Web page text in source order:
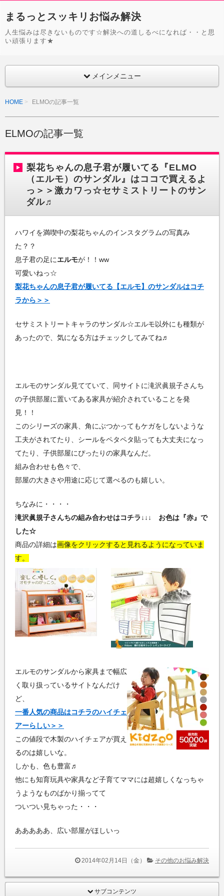
まるっとスッキリお悩み解決
人生悩みは尽きないものです☆解決への道しるべになれば・・と思
い頑張ります★
メインメニュー
HOME ELMOの記事一覧
ELMOの記事一覧
梨花ちゃんの息子君が履いてる『ELMO
（エルモ）のサンダル』はココで買えるよ
っ＞＞激カワっ☆セサミストリートのサン
ダル♬
ハワイを満喫中の梨花ちゃんのインスタグラムの写真み
た？？
息子君の足にエルモが！！ww
可愛いねっ☆
梨花ちゃんの息子君が履いてる【エルモ】のサンダルはコチ
ラから＞＞
セサミストリートキャラのサンダル☆エルモ以外にも種類が
あったので、気になる方はチェックしてみてね♬
エルモのサンダル見てていて、同サイトに滝沢眞規子さんち
の子供部屋に置いてある家具が紹介されていることを発
見！！
このシリーズの家具、角にぶつかってもケガをしないような
工夫がされてたり、シールをペタペタ貼っても大丈夫になっ
てたり、子供部屋にぴったりの家具なんだ。
組み合わせも色々で、
部屋の大きさや用途に応じて選べるのも嬉しい。
ちなみに・・・・
滝沢眞規子さんちの組み合わせはコチラ↓↓↓ お色は『赤』で
した☆
商品の詳細は画像をクリックすると見れるようになっていま
す。
エルモのサンダルから家具まで幅広
く取り扱っているサイトなんだけ
ど、
一番人気の商品はコチラのハイチェ
アーらしい＞＞
この値段で木製のハイチェアが買え
るのは嬉しいな。
しかも、色も豊富♬
他にも知育玩具や家具など子育てママには超嬉しくなっちゃ
うようなものばかり揃ってて
ついつい見ちゃった・・・
あああああ、広い部屋がほしいっ
2014年02月14日（金） その他のお悩み解決
サブコンテンツ